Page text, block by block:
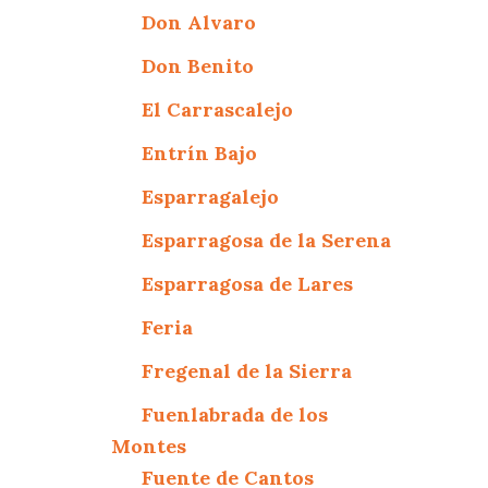
Don Alvaro
Don Benito
El Carrascalejo
Entrín Bajo
Esparragalejo
Esparragosa de la Serena
Esparragosa de Lares
Feria
Fregenal de la Sierra
Fuenlabrada de los
Montes
Fuente de Cantos